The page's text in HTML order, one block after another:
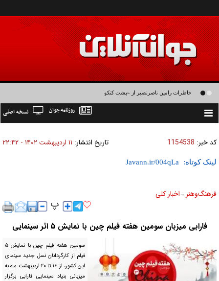
خاطرات رامین ناصرنصیر از «پشت‌ کنکوری‌ها» و رضا داوودنژاد: رضا کودک درون فعالی
Toggle
نسخه اصلی روزنامه جوان
کد خبر: 1154538 تاریخ انتشار: ۱۱ ارديبهشت ۱۴۰۲ - ۲۲:۴۲
لینک کوتاه:
فرهنگ‌و‌هنر » اخبار كلی
فارابی میزبان سومین هفته فیلم چین با نمایش ۵ اثر سینمایی
سومین هفته فیلم چین با نمایش ۵
فیلم از کارگردانان نسل جدید سینمای
این کشور، از ۱۶ تا ۲۰ اردیبهشت ماه به
میزبانی بنیاد سینمایی فارابی برگزار